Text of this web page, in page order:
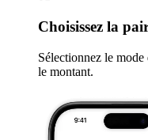
Choisissez la
Sélectionnez le
le montant.